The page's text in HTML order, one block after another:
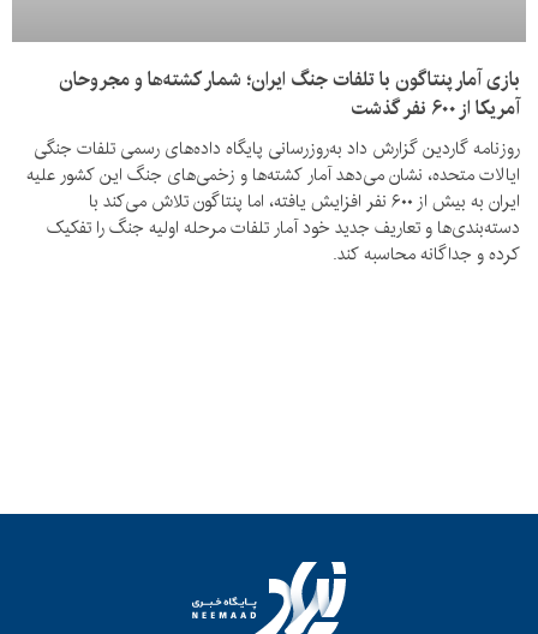
بازی آمار پنتاگون با تلفات جنگ ایران؛ شمار کشته‌ها و مجروحان
آمریکا از ۶۰۰ نفر گذشت
روزنامه گاردین گزارش داد به‌روزرسانی پایگاه داده‌های رسمی تلفات جنگی
ایالات متحده، نشان می‌دهد آمار کشته‌ها و زخمی‌های جنگ این کشور علیه
ایران به بیش از ۶۰۰ نفر افزایش یافته، اما پنتاگون تلاش می‌کند با
دسته‌بندی‌ها و تعاریف جدید خود آمار تلفات مرحله اولیه جنگ را تفکیک
کرده و جداگانه محاسبه کند.